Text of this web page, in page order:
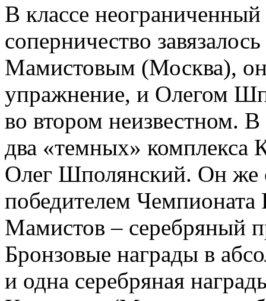
В классе
соперничество
Мамистовым (Москва), он
упражнение, и Олегом
во втором неизвестном. В
два «темных» комплекса
Олег Шполянский. Он же
победителем
Мамистов – серебряный
Бронзовые награды в
и одна серебряная